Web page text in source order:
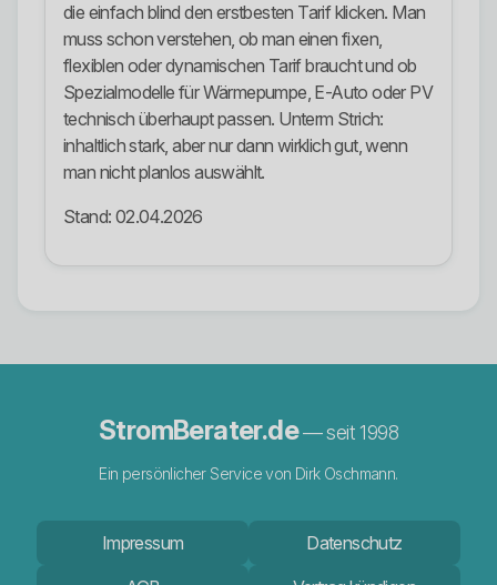
die einfach blind den erstbesten Tarif klicken. Man
muss schon verstehen, ob man einen fixen,
flexiblen oder dynamischen Tarif braucht und ob
Spezialmodelle für Wärmepumpe, E-Auto oder PV
technisch überhaupt passen. Unterm Strich:
inhaltlich stark, aber nur dann wirklich gut, wenn
man nicht planlos auswählt.
Stand: 02.04.2026
StromBerater.de— seit 1998
Ein persönlicher Service von Dirk Oschmann.
Impressum
Datenschutz